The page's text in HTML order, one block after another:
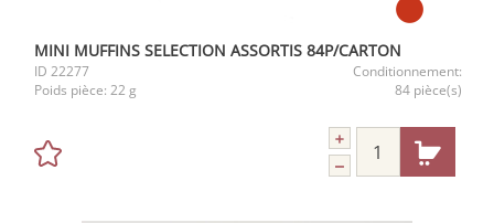
MINI MUFFINS SELECTION ASSORTIS 84P/CARTON
ID 22277
Conditionnement:
Poids pièce: 22 g 84 pièce(s)